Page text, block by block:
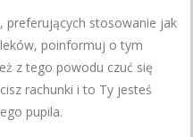
preferujących stosowanie jak
poinformuj o tym
z tego powodu czuć się
rachunki i to Ty jesteś
pupila.